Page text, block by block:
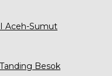
Aceh-Sumut
Besok